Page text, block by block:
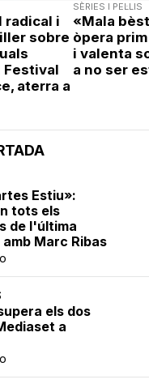
Estiu»:
tots els
de l'última
Marc Ribas
els dos
a
radical i
sobre
aterra a
SÈRIES I PEL·LIS
«Mala
òpera
i valenta
a no ser